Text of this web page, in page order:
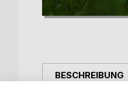
BESCHREIBUNG